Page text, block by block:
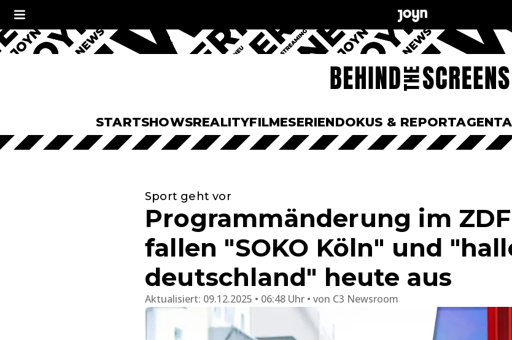
STARTSHOWSREALITYFILMESERIENDOKUS & REPORTAGEN
Sport geht vor
Programmänderung im
fallen "SOKO Köln" und
deutschland" heute aus
Aktualisiert: 09.12.2025 • 06:48 Uhr von C3 Newsroom